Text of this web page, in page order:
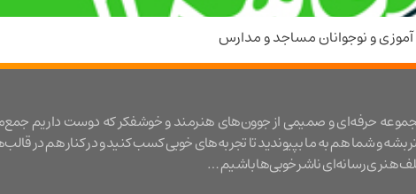
و نوجوانان مساجد و مدارس
حرفه‌ای و صمیمی از جوون‌های هنرمند و خوشفکر که دوست داریم
بشه و شما هم به ما بپیوندید تا تجربه‌های خوبی کسب کنید و در کنار هم در
هنری رسانه‌ای ناشر خوبی‌ها باشیم …